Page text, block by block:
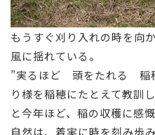
もうすぐ刈り入れの時を向
風に揺れている。
”実るほど 頭をたれる 稲
り様を稲穂にたとえて教訓
と今年ほど、稲の収穫に感
自然は、着実に時を刻み歩